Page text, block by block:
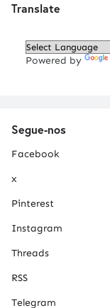
Translate
Powered by
Segue-nos
Facebook
x
Pinterest
Instagram
Threads
RSS
Telegram